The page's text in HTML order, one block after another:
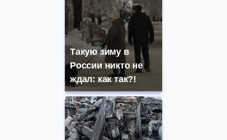
Такую зиму в
России никто не
ждал: как так?!